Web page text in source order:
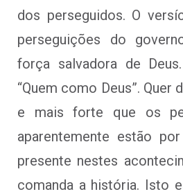
dos perseguidos. O
perseguições do
força salvadora de
“Quem como Deus”. Quer
e mais forte que os
aparentemente estão
presente nestes
comanda a história. Isto